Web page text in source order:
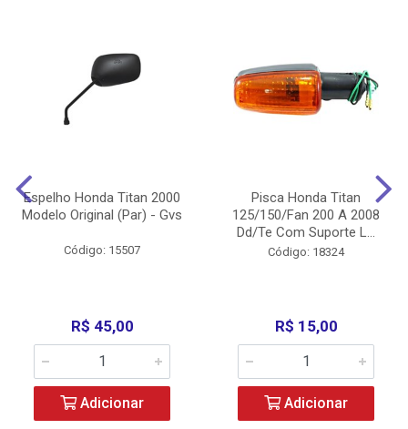
Espelho Honda Titan 2000
Modelo Original (Par) - Gvs
Código: 15507
R$ 45,00
Adicionar
Pisca Honda Titan
125/150/Fan 200 A 2008
Dd/Te Com Suporte L...
Código: 18324
R$ 15,00
Adicionar